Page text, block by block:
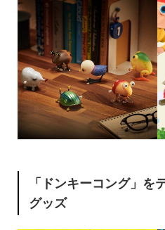
「ドンキーコング」を
グッズ